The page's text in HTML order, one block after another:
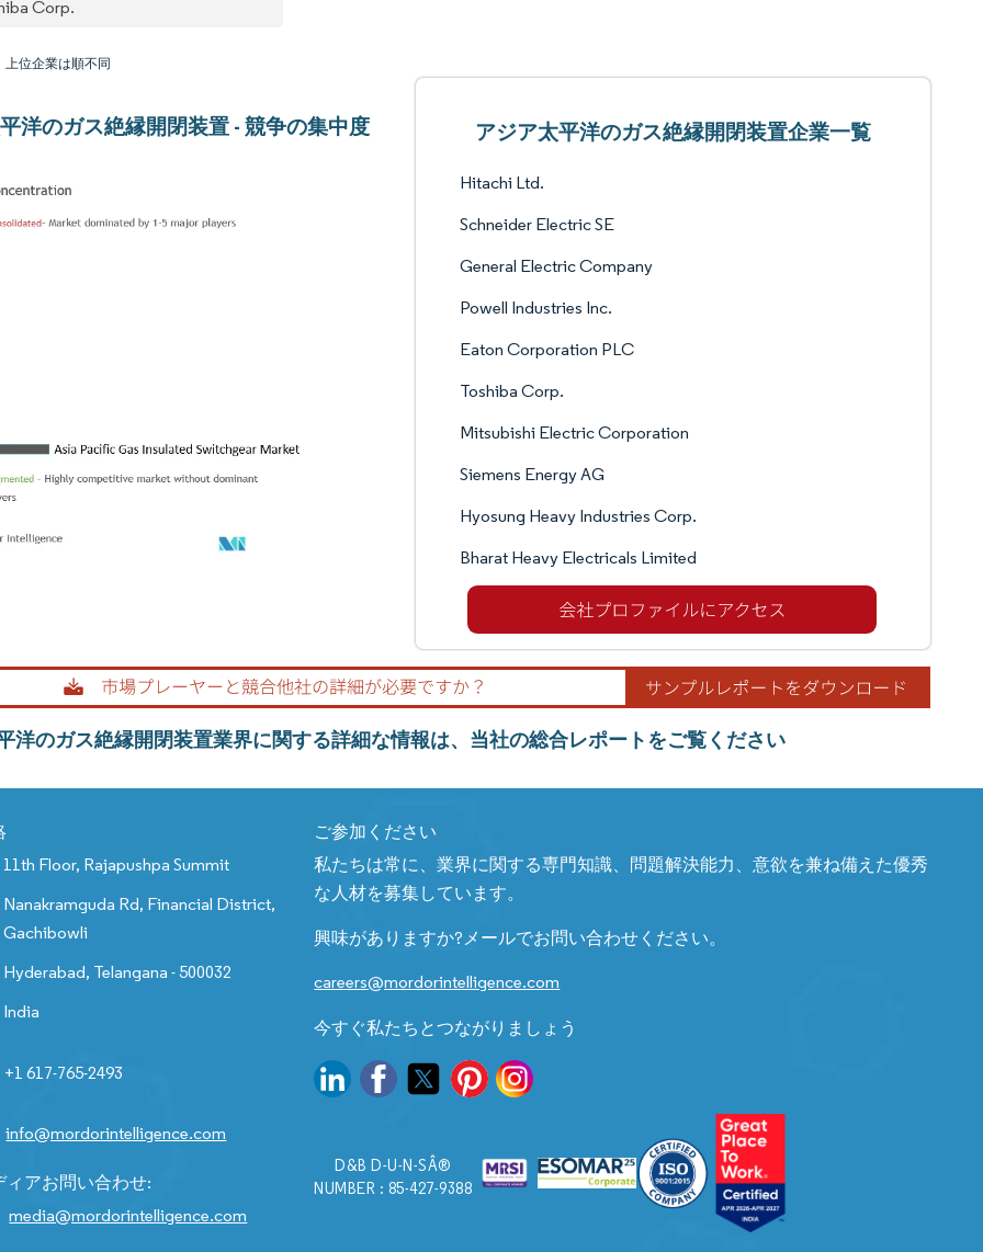
Corp.
上位企業は順不同
洋のガス絶縁開閉装置 - 競争の集中度 アジア太平洋のガス絶縁開閉装置企業一覧
Hitachi Ltd.
Schneider Electric SE
General Electric Company
Powell Industries Inc.
Eaton Corporation PLC
Toshiba Corp.
Mitsubishi Electric Corporation
Siemens Energy AG
Hyosung Heavy Industries Corp.
Bharat Heavy Electricals Limited
洋のガス絶縁開閉装置業界に関する詳細な情報は、当社の総合レポートをご覧ください
11th Floor, Rajapushpa Summit
Nanakramguda Rd, Financial District,
Gachibowli
Hyderabad, Telangana - 500032
India
+1 617-765-2493
info@mordorintelligence.com
ィアお問い合わせ:
media@mordorintelligence.com
ご参加ください
私たちは常に、業界に関する専門知識、問題解決能力、意欲を兼ね備えた優秀
な人材を募集しています。
興味がありますか?メールでお問い合わせください。
careers@mordorintelligence.com
今すぐ私たちとつながりましょう
D&B D-U-N-SÂ®
NUMBER : 85-427-9388